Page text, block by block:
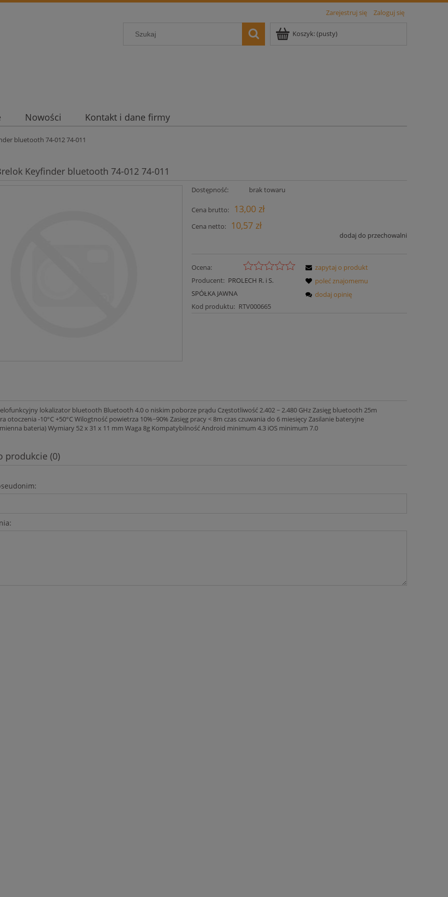
Zarejestruj się Zaloguj się
Koszyk:(pusty)
Nowości Kontakt i dane firmy
bluetooth 74-012 74-011
Keyfinder bluetooth 74-012 74-011
Dostępność: brak towaru
Cena brutto: 13,00 zł
Cena netto: 10,57 zł
dodaj do przechowalni
Ocena:
Producent: PROLECH R. i S.
SPÓŁKA JAWNA
Kod produktu: RTV000665
zapytaj o produkt
poleć znajomemu
dodaj opinię
lokalizator bluetooth Bluetooth 4.0 o niskim poborze prądu Częstotliwość 2.402 ~ 2.480 GHz Zasięg bluetooth 25m
otoczenia -10°C +50°C Wilogtność powietrza 10%~90% Zasięg pracy < 8m czas czuwania do 6 miesięcy Zasilanie bateryjne
bateria) Wymiary 52 x 31 x 11 mm Waga 8g Kompatybilność Android minimum 4.3 iOS minimum 7.0
produkcie (0)